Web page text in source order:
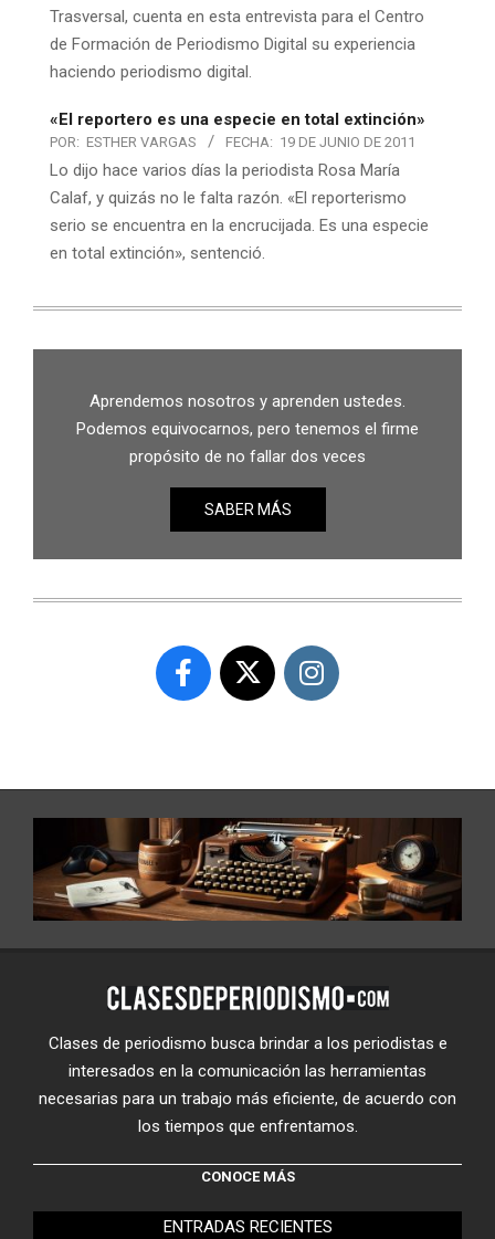
Trasversal, cuenta en esta entrevista para el Centro
de Formación de Periodismo Digital su experiencia
haciendo periodismo digital.
«El reportero es una especie en total extinción»
POR: ESTHER VARGAS FECHA: 19 DE JUNIO DE 2011
Lo dijo hace varios días la periodista Rosa María
Calaf, y quizás no le falta razón. «El reporterismo
serio se encuentra en la encrucijada. Es una especie
en total extinción», sentenció.
Aprendemos nosotros y aprenden ustedes.
Podemos equivocarnos, pero tenemos el firme
propósito de no fallar dos veces
SABER MÁS
Clases de periodismo busca brindar a los periodistas e
interesados en la comunicación las herramientas
necesarias para un trabajo más eficiente, de acuerdo con
los tiempos que enfrentamos.
CONOCE MÁS
ENTRADAS RECIENTES